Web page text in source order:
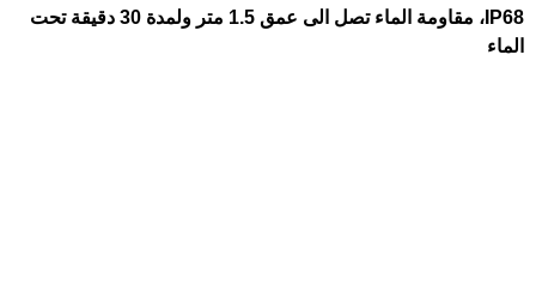
IP68، مقاومة الماء تصل الى عمق 1.5 متر ولمدة 30 دقيقة تحت
الماء